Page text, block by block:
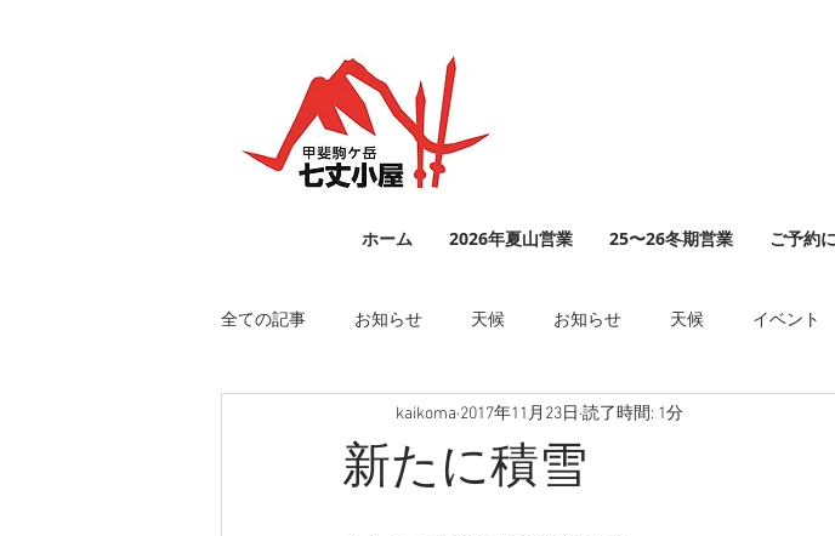
ホーム 2026年夏山営業 25〜26冬期営業 ご予約
全ての記事 お知らせ 天候 お知らせ 天候 イベント
新たに積雪
kaikoma 2017年11月23日 読了時間: 1分